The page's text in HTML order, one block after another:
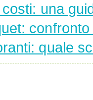
una
quale